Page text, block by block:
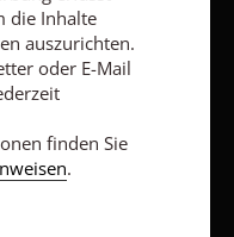
die Inhalte
auszurichten.
oder E-Mail
finden Sie
.